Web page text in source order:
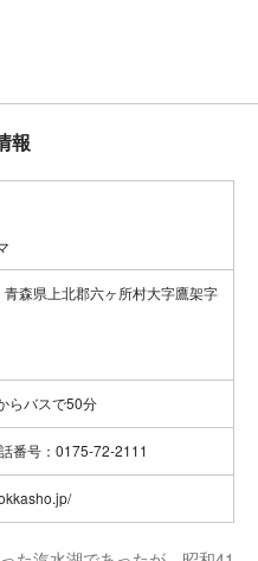
報
森県上北郡六ヶ所村大字鷹架字
らバスで50分
番号：0175-72-2111